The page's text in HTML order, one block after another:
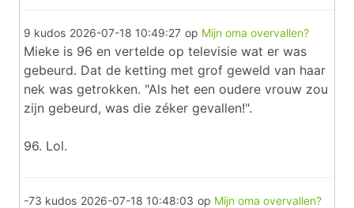
9 kudos 2026-07-18 10:49:27 op Mijn oma overvallen?
Mieke is 96 en vertelde op televisie wat er was
gebeurd. Dat de ketting met grof geweld van haar
nek was getrokken. "Als het een oudere vrouw zou
zijn gebeurd, was die zéker gevallen!".
96. Lol.
-73 kudos 2026-07-18 10:48:03 op Mijn oma overvallen?